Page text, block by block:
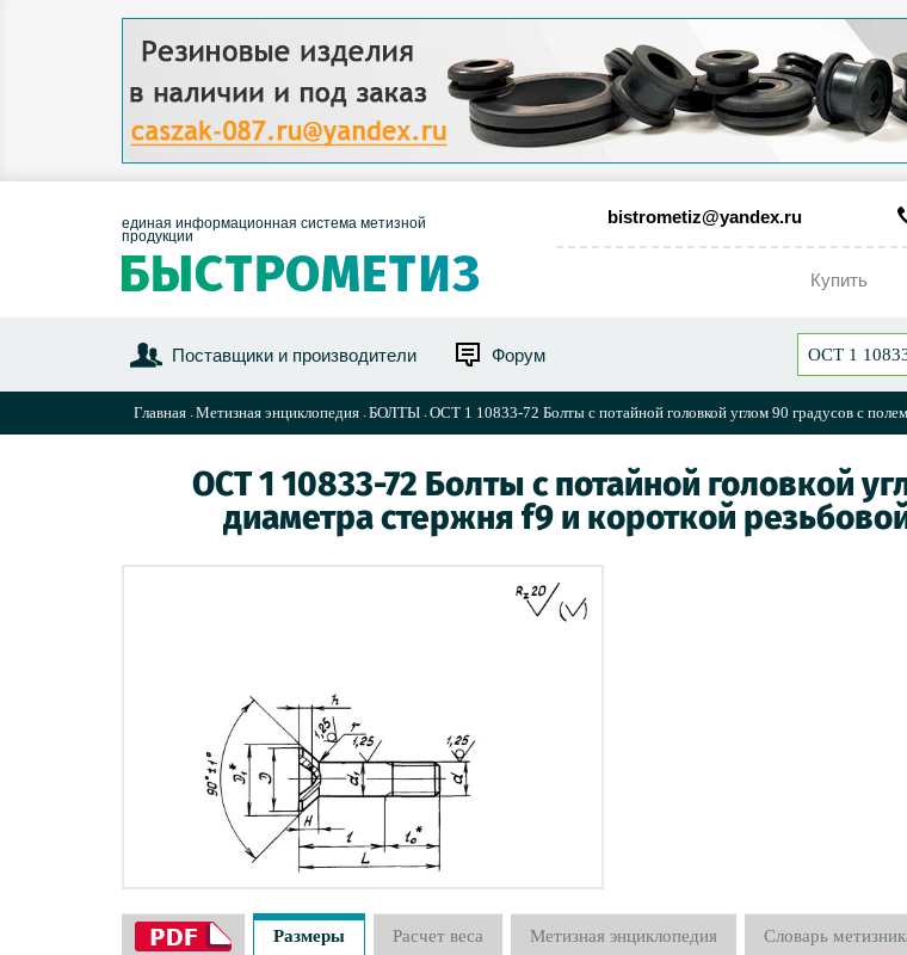
единая информационная система метизной
продукции
bistrometiz@yandex.ru
Купить
Поставщики и производители Форум
Главная Метизная энциклопедия БОЛТЫ ОСТ 1 10833-72 Болты с потайной головкой углом 90 градусов с
ОСТ 1 10833-72 Болты с потайной головкой
диаметра стержня f9 и короткой
Размеры Расчет веса Метизная энциклопедия Словарь